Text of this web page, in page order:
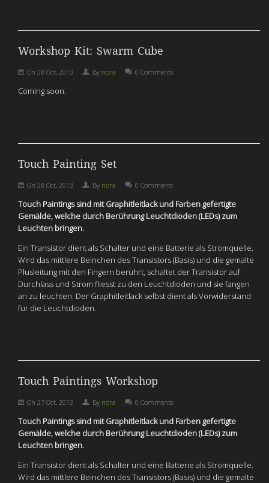
Workshop Kit: Swarm Cube
On 28 Oct, 2013 By nora 0 Comments
Coming soon.
Touch Painting Set
On 28 Oct, 2013 By nora 0 Comments
Touch Paintings sind mit Graphitleitlack und Farben gefertigte
Gemälde, welche durch Berührung Leuchtdioden (LEDs) zum
Leuchten bringen.
Ein Transistor dient als Schalter und eine Batterie als Stromquelle.
Wird das mittlere Beinchen des Transistors (Basis) und die gemalte
Plusleitung mit den Fingern berührt, schaltet der Transistor auf
Durchlass und Strom fliesst zu den Leuchtdioden und sie fangen
an zu leuchten. Der Graphitleitlack selbst dient als Vorwiderstand
für die Leuchtdioden.
Touch Paintings Workshop
On 27 Oct, 2013 By nora 0 Comments
Touch Paintings sind mit Graphitleitlack und Farben gefertigte
Gemälde, welche durch Berührung Leuchtdioden (LEDs) zum
Leuchten bringen.
Ein Transistor dient als Schalter und eine Batterie als Stromquelle.
Wird das mittlere Beinchen des Transistors (Basis) und die gemalte